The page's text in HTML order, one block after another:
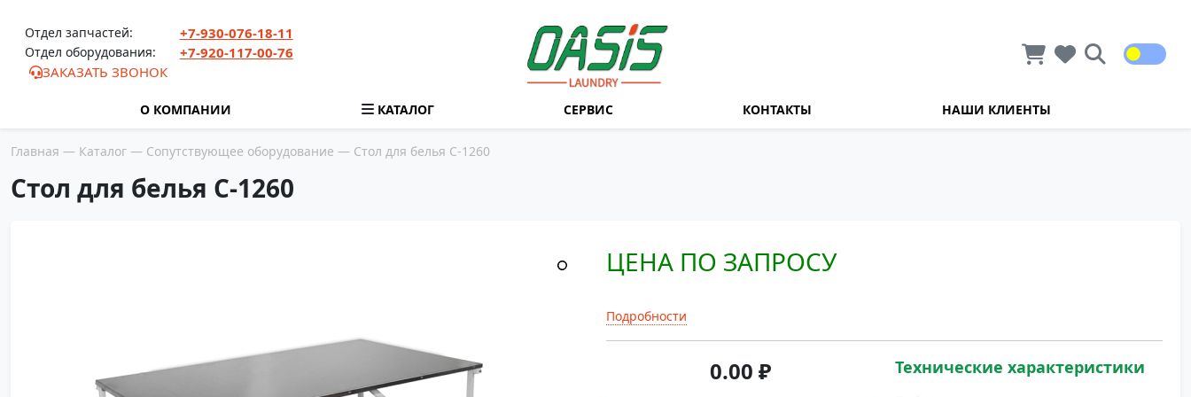
Отдел запчастей: +7-930-076-18-11
Отдел оборудования:
+7-920-117-00-76
ЗАКАЗАТЬ ЗВОНОК
О КОМПАНИИ КАТАЛОГ СЕРВИС КОНТАКТЫ НАШИ КЛИЕНТЫ
Главная — Каталог — Сопутствующее оборудование — Стол для белья С-1260
Стол для белья С-1260
ЦЕНА ПО ЗАПРОСУ
Подробности
0.00 ₽ Технические характеристики